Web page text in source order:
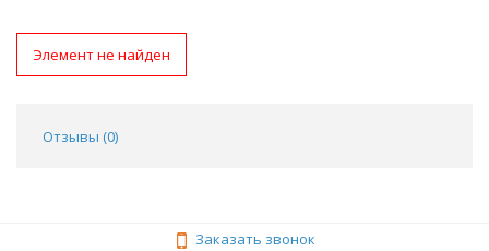
Элемент не найден
Отзывы (0)
Заказать звонок